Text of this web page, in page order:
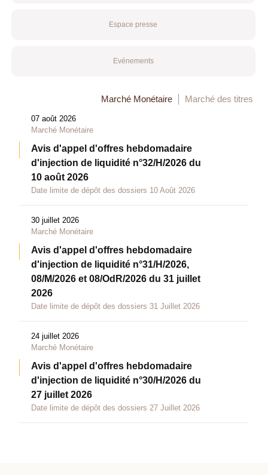
Espace presse
Evénements
Marché Monétaire Marché des titres
07 août 2026
Marché Monétaire
Avis d'appel d'offres hebdomadaire
d'injection de liquidité n°32/H/2026 du
10 août 2026
Date limite de dépôt des dossiers 10 Août 2026
30 juillet 2026
Marché Monétaire
Avis d'appel d'offres hebdomadaire
d'injection de liquidité n°31/H/2026,
08/M/2026 et 08/OdR/2026 du 31 juillet
2026
Date limite de dépôt des dossiers 31 Juillet 2026
24 juillet 2026
Marché Monétaire
Avis d'appel d'offres hebdomadaire
d'injection de liquidité n°30/H/2026 du
27 juillet 2026
Date limite de dépôt des dossiers 27 Juillet 2026